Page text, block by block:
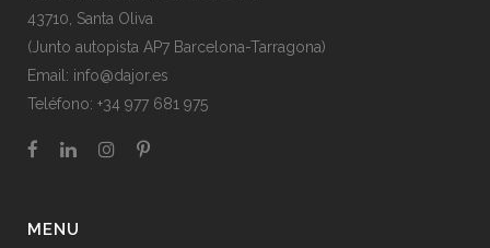
43710, Santa Oliva
(Junto autopista AP7 Barcelona-Tarragona)
Email: info@dajor.es
Teléfono: +34 977 681 975
MENU